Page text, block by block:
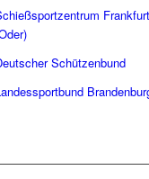
Frankfurt
Schützenbund